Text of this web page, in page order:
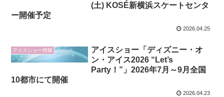
(土) KOSÉ新横浜スケートセンタ
ー開催予定
2026.04.25
アイスショー情報
アイスショー「ディズニー・オ
ン・アイス2026 “Let’s
Party！”」2026年7月～9月全国
10都市にて開催
2026.04.23